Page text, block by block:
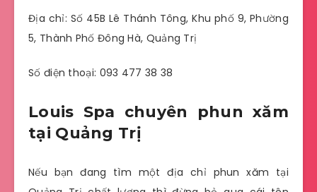
Địa chỉ: Số 45B Lê Thánh Tông, Khu phố 9, Phường
5, Thành Phố Đông Hà, Quảng Trị
Số điện thoại: 093 477 38 38
Louis Spa chuyên phun xăm
tại Quảng Trị
Nếu bạn đang tìm một địa chỉ phun xăm tại